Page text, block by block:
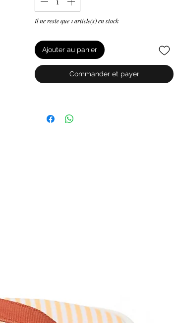
Il ne reste que 1 article(s) en stock
Ajouter au panier
Commander et payer